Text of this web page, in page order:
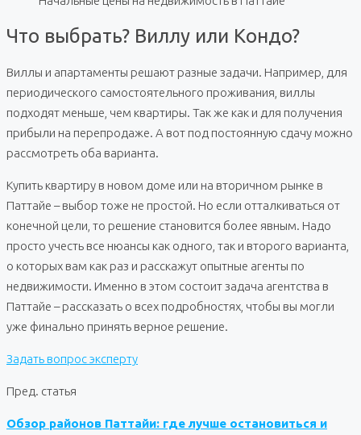
Что выбрать? Виллу или Кондо?
Виллы и апартаменты решают разные задачи. Например, для
периодического самостоятельного проживания, виллы
подходят меньше, чем квартиры. Так же как и для получения
прибыли на перепродаже. А вот под постоянную сдачу можно
рассмотреть оба варианта.
Купить квартиру в новом доме или на вторичном рынке в
Паттайе – выбор тоже не простой. Но если отталкиваться от
конечной цели, то решение становится более явным. Надо
просто учесть все нюансы как одного, так и второго варианта,
о которых вам как раз и расскажут опытные агенты по
недвижимости. Именно в этом состоит задача агентства в
Паттайе – рассказать о всех подробностях, чтобы вы могли
уже финально принять верное решение.
Задать вопрос эксперту
Пред. статья
Обзор районов Паттайи: где лучше остановиться и